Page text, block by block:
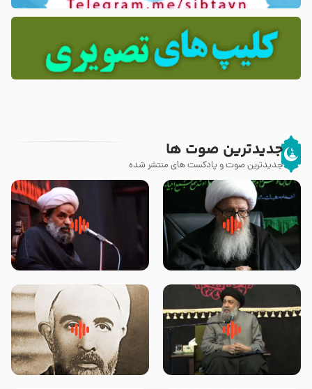
جدیدترین صوت ها
جدیدترین صوت و پادکست های منتشر شده
زوّار اربعین امام حسین (علیه
السلام) با این اشتیاق به زیارت
روضه جانسوز پاره های جگر امام
حسن مجتبی علیه السلام-حجت
لقب حضرت رقیه سلام الله علیها به
چه معناست – حجت الاسلام علوی
روضه‌ی مجلس یزید ملعون و
اسارت اهل‌بیت علیهم‌السلام –